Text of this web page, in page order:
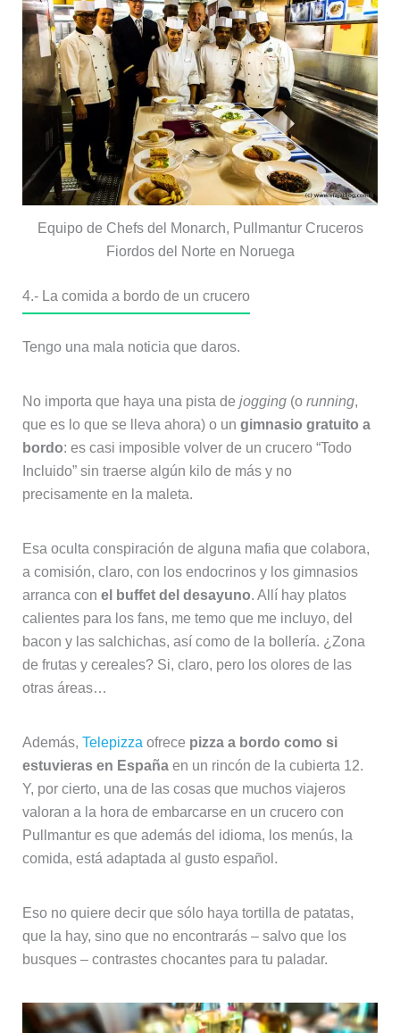
Equipo de Chefs del Monarch, Pullmantur Cruceros
Fiordos del Norte en Noruega
4.- La comida a bordo de un crucero
Tengo una mala noticia que daros.
No importa que haya una pista de jogging(o running,
que es lo que se lleva ahora) o un gimnasio gratuito a
bordo: es casi imposible volver de un crucero “Todo
Incluido” sin traerse algún kilo de más y no
precisamente en la maleta.
Esa oculta conspiración de alguna mafia que colabora,
a comisión, claro, con los endocrinos y los gimnasios
arranca con el buffet del desayuno. Allí hay platos
calientes para los fans, me temo que me incluyo, del
bacon y las salchichas, así como de la bollería. ¿Zona
de frutas y cereales? Si, claro, pero los olores de las
otras áreas…
Además, Telepizzaofrece pizza a bordo como si
estuvieras en Españaen un rincón de la cubierta 12.
Y, por cierto, una de las cosas que muchos viajeros
valoran a la hora de embarcarse en un crucero con
Pullmantur es que además del idioma, los menús, la
comida, está adaptada al gusto español.
Eso no quiere decir que sólo haya tortilla de patatas,
que la hay, sino que no encontrarás – salvo que los
busques – contrastes chocantes para tu paladar.